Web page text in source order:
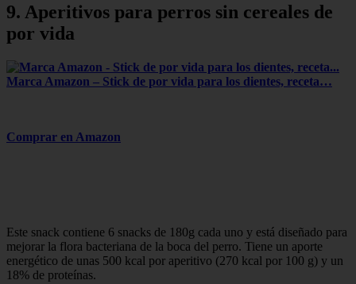
9. Aperitivos para perros sin cereales de
por vida
Marca Amazon – Stick de por vida para los dientes, receta…
Comprar en Amazon
Este snack contiene 6 snacks de 180g cada uno y está diseñado para
mejorar la flora bacteriana de la boca del perro. Tiene un aporte
energético de unas 500 kcal por aperitivo (270 kcal por 100 g) y un
18% de proteínas.